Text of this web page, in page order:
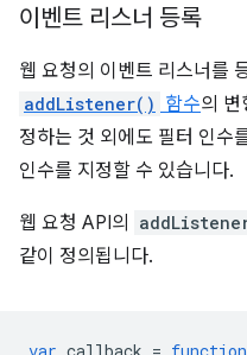
이벤트 리스너 등록
웹 요청의 이벤트 리스너를
addListener() 함수의 변
정하는 것 외에도 필터 인수
인수를 지정할 수 있습니다.
웹 요청 API의
같이 정의됩니다.